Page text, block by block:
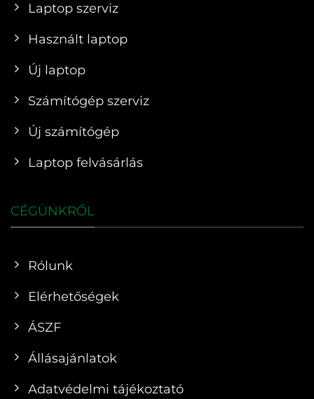
Laptop szerviz
Használt laptop
Új laptop
Számítógép szerviz
Új számítógép
Laptop felvásárlás
CÉGÜNKRŐL
Rólunk
Elérhetőségek
ÁSZF
Állásajánlatok
Adatvédelmi tájékoztató